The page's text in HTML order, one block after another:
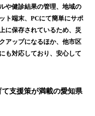
や健診結果の管理、地域の
ト端末、PCにて簡単にサポ
に保存されているため、災
アップになるほか、他市区
も対応しており、安心して
支援策が満載の愛知県